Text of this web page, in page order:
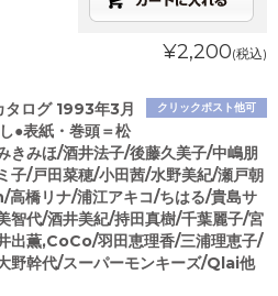
¥2,200(税込)
クリックポスト他可
タログ 1993年3月
●表紙・巻頭＝松
きみほ/酒井法子/後藤久美子/中嶋朋
子/戸田菜穂/小田茜/水野美紀/瀬戸朝
橋リナ/浦江アキコ/ちはる/貴島サ
智代/酒井美紀/持田真樹/千葉麗子/宮
出薫,CoCo/羽田恵理香/三浦理恵子/
野幹代/スーパーモンキーズ/Qlai他